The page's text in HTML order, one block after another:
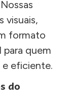
visuais,
formato
quem
e eficiente.
do